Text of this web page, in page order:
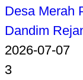
Desa Merah
Dandim
2026-07-07
3